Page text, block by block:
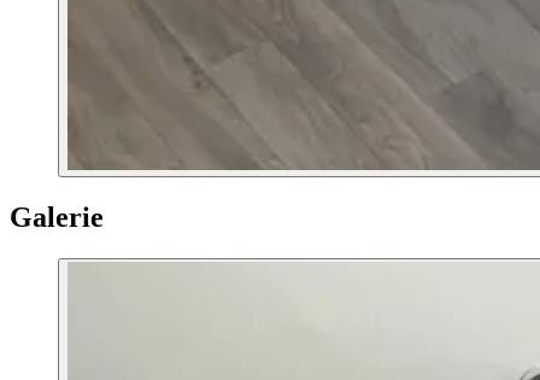
Galerie